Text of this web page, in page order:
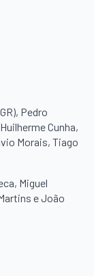
Pedro
Cunha,
Morais, Tiago
Miguel
e João